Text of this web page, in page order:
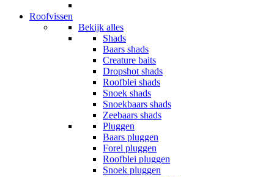
Roofvissen
Bekijk alles
Shads
Baars shads
Creature baits
Dropshot shads
Roofblei shads
Snoek shads
Snoekbaars shads
Zeebaars shads
Pluggen
Baars pluggen
Forel pluggen
Roofblei pluggen
Snoek pluggen